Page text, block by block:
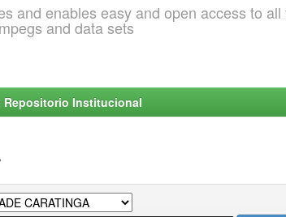
and enables easy and open access to
and data sets
Repositorio Institucional